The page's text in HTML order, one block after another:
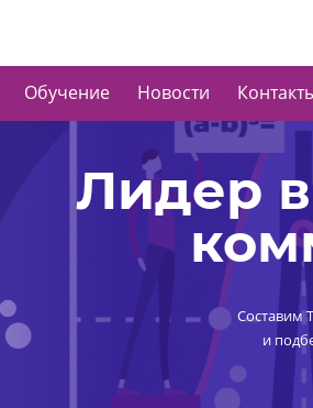
Обучение Новости
Лидер
Составим
и